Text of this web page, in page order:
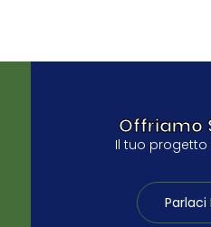
Offriamo
Il tuo progetto
Parlaci